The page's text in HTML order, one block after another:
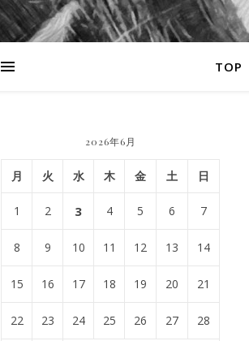
TOP
2026年6月
月 火 水 木 金 土 日
1 2 3 4 5 6 7
8 9 10 11 12 13 14
15 16 17 18 19 20 21
22 23 24 25 26 27 28